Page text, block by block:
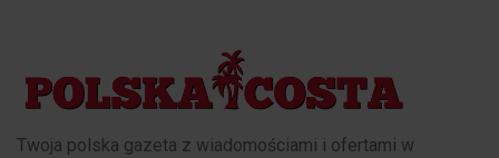
Twoja polska gazeta z wiadomościami i ofertami w